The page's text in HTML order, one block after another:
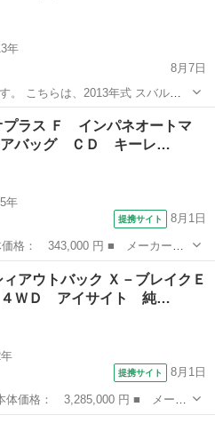
年
8月7日
。 こちらは、2013年式 スバルス
ブレーキパッド6ミリ シャフトブ
ンしたの所マフラーセンサーマフ
その他
プラス Ｆ インパネオートマ
アバッグ ＣＤ キーレ…
年
提携サイト 8月1日
プラス ■ グレード名： Ｆ イ
ッグ ＣＤ キーレス アイドリ
アウトバック Ｘ－ブレイクＥ
ＷＤ アイサイト 純…
提携サイト 8月1日
ィアウトバック ■ グレード